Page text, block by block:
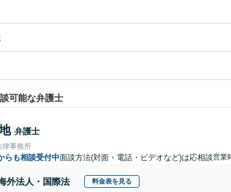
可能な弁護士
弁護士
律事務所
らも相談受付中面談方法(対面・電話・ビデオなど)は応相談営業
外法人・国際法 料金表を見る